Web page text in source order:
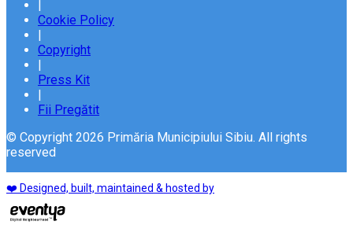
Cookie Policy
Copyright
Press Kit
Fii Pregătit
© Copyright 2026 Primăria Municipiului Sibiu. All rights
reserved
❤️ Designed, built, maintained & hosted by